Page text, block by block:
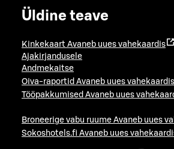
Üldine teave
Kinkekaart Avaneb uues vahekaardis
Ajakirjandusele
Andmekaitse
Oiva-raportid Avaneb uues vahekaardis
Tööpakkumised Avaneb uues
Broneerige vabu ruume Avaneb uues
Sokoshotels.fi Avaneb uues